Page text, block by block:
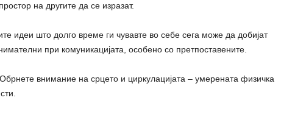
на другите да се изразат.
идеи што долго време ги чувавте во себе сега може да добијат
при комуникацијата, особено со претпоставените.
внимание на срцето и циркулацијата – умерената физичка